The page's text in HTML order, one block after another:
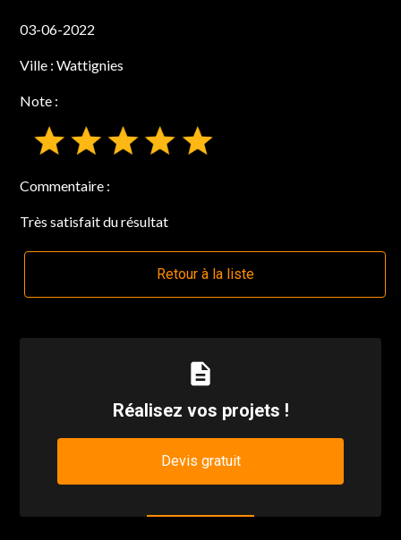
03-06-2022
Ville :Wattignies
Note :
Commentaire :
Très satisfait du résultat
Retour à la liste
description
Réalisez vos projets !
Devis gratuit